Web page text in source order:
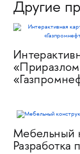
Другие
Мебельный
Разработка